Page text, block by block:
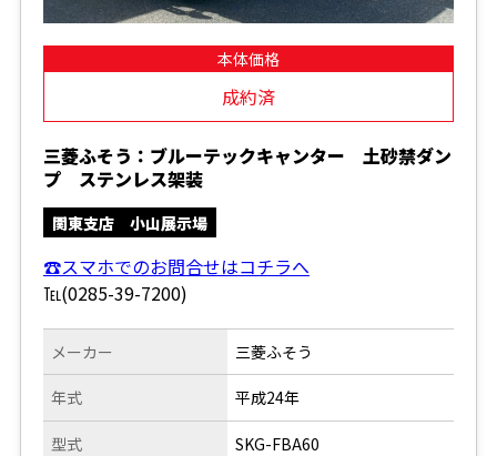
本体価格
成約済
三菱ふそう：ブルーテックキャンター 土砂禁ダン
プ ステンレス架装
関東支店 小山展示場
☎スマホでのお問合せはコチラへ
℡(0285-39-7200)
メーカー
年式
型式
三菱ふそう
平成24年
SKG-FBA60